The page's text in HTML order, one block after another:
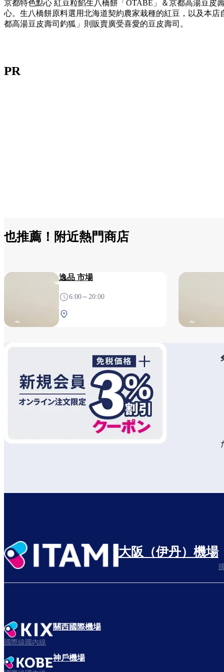
京都特色點心 紅豆粒餡生八橋餅「OTABE」＆京都高湯豆皮
心。生八橋餅原料選用北海道契約農家栽種的紅豆，以及本
都高湯豆皮壽司釣狐」則販賣廣受喜愛的豆皮壽司。
PR
也推薦！附近熱門商店
逸品 市場
6:00～20:00
大阪（伊丹）機場
關西國際機場
國際線國內線
神戶機場